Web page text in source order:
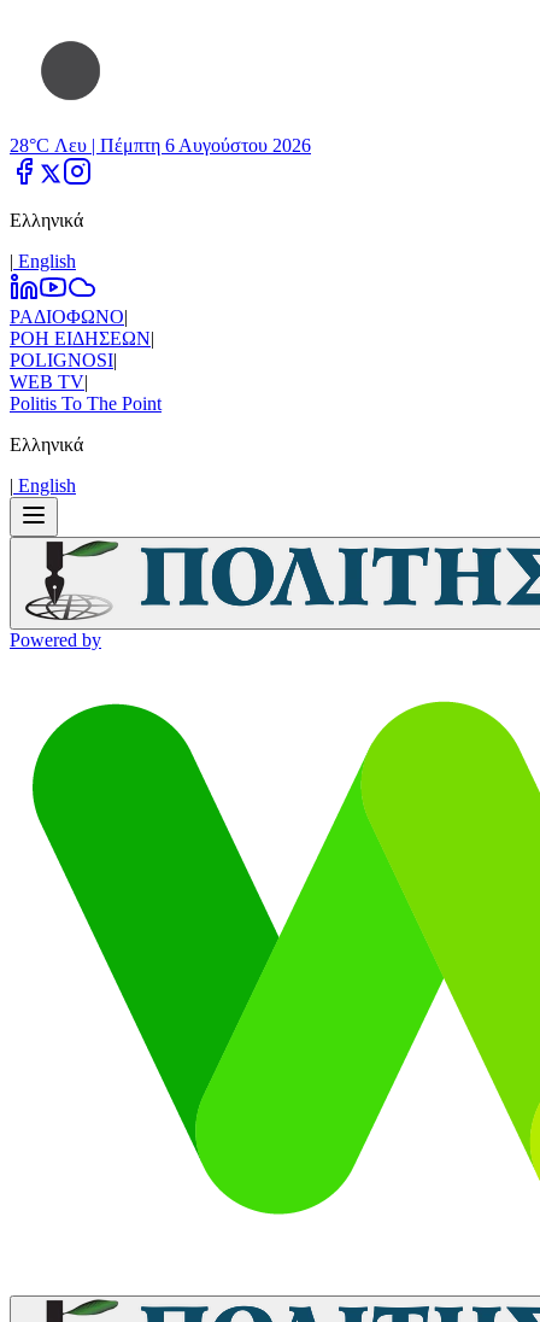
28°C Λευ | Πέμπτη 6 Αυγούστου 2026
Ελληνικά
| Εnglish
ΡΑΔΙΟΦΩΝΟ|
ΡΟΗ ΕΙΔΗΣΕΩΝ|
POLIGNOSI|
WEB TV|
Politis To The Point
Ελληνικά
| Εnglish
Powered by